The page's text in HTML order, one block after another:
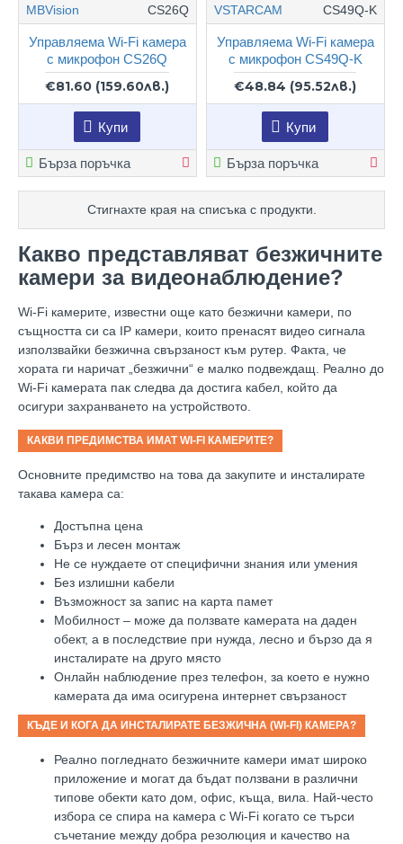
Какво представляват безжичните
камери за видеонаблюдение?
Wi-Fi камерите, известни още като безжични камери, по
същността си са IP камери, които пренасят видео сигнала
използвайки безжична свързаност към рутер. Факта, че
хората ги наричат „безжични“ е малко подвеждащ. Реално до
Wi-Fi камерата пак следва да достига кабел, който да
осигури захранването на устройството.
КАКВИ ПРЕДИМСТВА ИМАТWI-FI КАМЕРИТЕ?
Основните предимство на това да закупите и инсталирате
такава камера са:
Достъпна цена
Бърз и лесен монтаж
Не се нуждаете от специфични знания или умения
Без излишни кабели
Възможност за запис на карта памет
Мобилност – може да ползвате камерата на даден
обект, а в последствие при нужда, лесно и бързо да я
инсталирате на друго място
Онлайн наблюдение през телефон, за което е нужно
камерата да има осигурена интернет свързаност
КЪДЕ И КОГА ДА ИНСТАЛИРАТЕ БЕЗЖИЧНА (WI-FI) КАМЕРА?
Реално погледнато безжичните камери имат широко
приложение и могат да бъдат ползвани в различни
типове обекти като дом, офис, къща, вила. Най-често
избора се спира на камера с Wi-Fi когато се търси
съчетание между добра резолюция и качество на
MBVision CS26Q
Управляема Wi-Fi камера
с микрофон CS26Q
€81.60 (159.60лв.)
Купи
Бърза поръчка
VSTARCAM CS49Q-K
Управляема Wi-Fi камера
с микрофон CS49Q-K
€48.84 (95.52лв.)
Купи
Бърза поръчка
Стигнахте края на списъка с продукти.